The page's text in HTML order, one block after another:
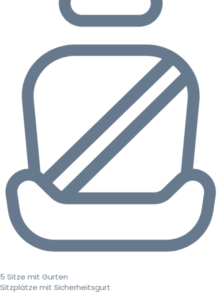
5 Sitze mit Gurten
Sitzplätze mit Sicherheitsgurt